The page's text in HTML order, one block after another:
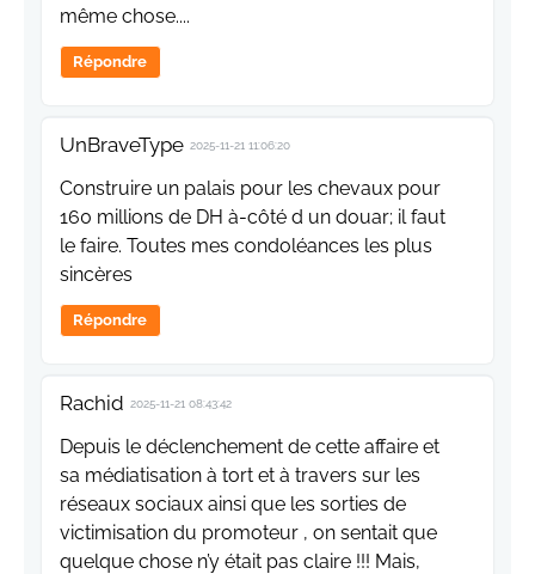
même chose....
Répondre
UnBraveType 2025-11-21 11:06:20
Construire un palais pour les chevaux pour
160 millions de DH à-côté d un douar; il faut
le faire. Toutes mes condoléances les plus
sincères
Répondre
Rachid 2025-11-21 08:43:42
Depuis le déclenchement de cette affaire et
sa médiatisation à tort et à travers sur les
réseaux sociaux ainsi que les sorties de
victimisation du promoteur , on sentait que
quelque chose n’y était pas claire !!! Mais,